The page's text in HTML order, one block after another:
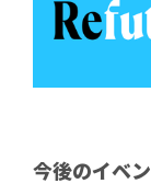
今後のイベ